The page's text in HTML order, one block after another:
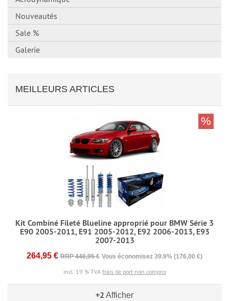
Nouveautés
Sale %
Galerie
MEILLEURS ARTICLES
Kit Combiné Fileté Blueline approprié pour BMW Série 3
E90 2005-2011, E91 2005-2012, E92 2006-2013, E93
2007-2013
264,95 € RRP 440,95 € Vous économisez 39.9% (176,00 €)
incl. 19 % TVA frais de port non compris
%
+2 Afficher